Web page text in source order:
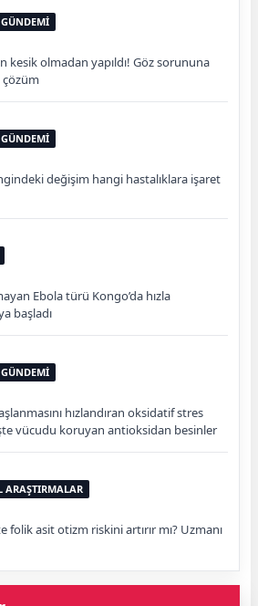
kesik olmadan yapıldı! Göz sorununa
değişim hangi hastalıklara işaret
Ebola türü Kongo’da hızla
başladı
hızlandıran oksidatif stres
vücudu koruyan antioksidan besinler
ARAŞTIRMALAR
folik asit otizm riskini artırır mı? Uzmanı